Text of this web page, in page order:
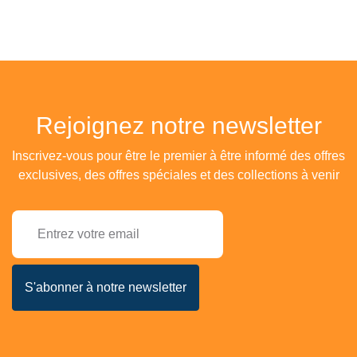
Rejoignez notre newsletter
Inscrivez-vous pour être le premier à être informé des offres
exclusives, des offres spéciales et des collections à venir